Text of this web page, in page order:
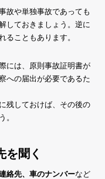
故や単独事故であっても
しておきましょう。逆に
ることもあります。
には、原則事故証明書が
への届出が必要であるた
残しておけば、その後の
。
を聞く
絡先、車のナンバーなど